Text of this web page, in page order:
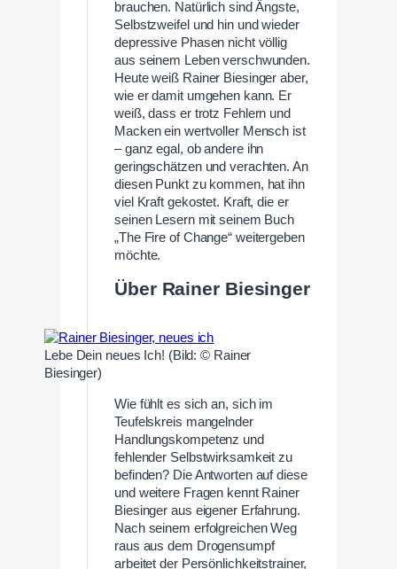
brauchen. Natürlich sind Ängste,
Selbstzweifel und hin und wieder
depressive Phasen nicht völlig
aus seinem Leben verschwunden.
Heute weiß Rainer Biesinger aber,
wie er damit umgehen kann. Er
weiß, dass er trotz Fehlern und
Macken ein wertvoller Mensch ist
– ganz egal, ob andere ihn
geringschätzen und verachten. An
diesen Punkt zu kommen, hat ihn
viel Kraft gekostet. Kraft, die er
seinen Lesern mit seinem Buch
„The Fire of Change“ weitergeben
möchte.
Über Rainer Biesinger
Lebe Dein neues Ich! (Bild: © Rainer
Biesinger)
Wie fühlt es sich an, sich im
Teufelskreis mangelnder
Handlungskompetenz und
fehlender Selbstwirksamkeit zu
befinden? Die Antworten auf diese
und weitere Fragen kennt Rainer
Biesinger aus eigener Erfahrung.
Nach seinem erfolgreichen Weg
raus aus dem Drogensumpf
arbeitet der Persönlichkeitstrainer,